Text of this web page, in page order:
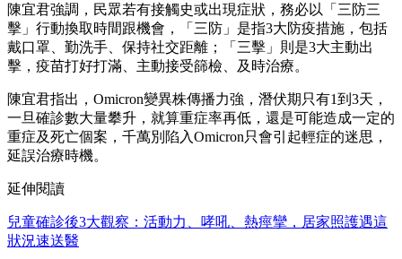
陳宜君強調，民眾若有接觸史或出現症狀，務必以「三防三
擊」行動換取時間跟機會，「三防」是指3大防疫措施，包括
戴口罩、勤洗手、保持社交距離；「三擊」則是3大主動出
擊，疫苗打好打滿、主動接受篩檢、及時治療。
陳宜君指出，Omicron變異株傳播力強，潛伏期只有1到3天，
一旦確診數大量攀升，就算重症率再低，還是可能造成一定的
重症及死亡個案，千萬別陷入Omicron只會引起輕症的迷思，
延誤治療時機。
延伸閱讀
兒童確診後3大觀察：活動力、哮吼、熱痙攣，居家照護遇這
狀況速送醫